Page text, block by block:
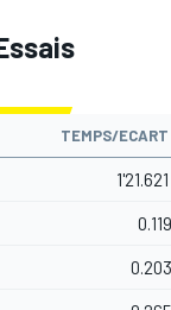
TEMPS/ECART
1'21.621
0.119
0.203